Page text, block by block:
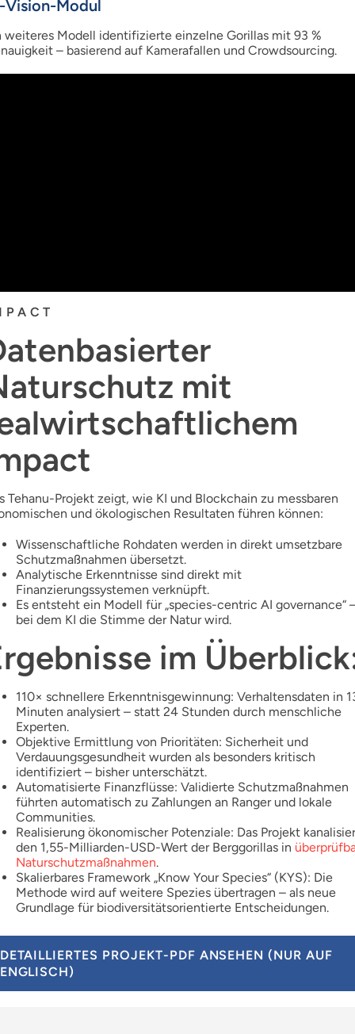
Vision-Modul
weiteres Modell identifizierte einzelne Gorillas mit 93 %
– basierend auf Kamerafallen und Crowdsourcing.
mit
Tehanu-Projekt zeigt, wie KI und Blockchain zu messbaren
und ökologischen Resultaten führen können:
Wissenschaftliche Rohdaten werden in direkt umsetzbare
Schutzmaßnahmen übersetzt.
Analytische Erkenntnisse sind direkt mit
Finanzierungssystemen verknüpft.
Es entsteht ein Modell für „species-centric AI governance“
bei dem KI die Stimme der Natur wird.
im
110× schnellere Erkenntnisgewinnung: Verhaltensdaten in
Minuten analysiert – statt 24 Stunden durch menschliche
Experten.
Objektive Ermittlung von Prioritäten: Sicherheit und
Verdauungsgesundheit wurden als besonders kritisch
identifiziert – bisher unterschätzt.
Automatisierte Finanzflüsse: Validierte Schutzmaßnahmen
führten automatisch zu Zahlungen an Ranger und lokale
Communities.
Realisierung ökonomischer Potenziale: Das Projekt
den 1,55-Milliarden-USD-Wert der Berggorillas in
Naturschutzmaßnahmen.
Skalierbares Framework „Know Your Species“ (KYS): Die
Methode wird auf weitere Spezies übertragen – als neue
Grundlage für biodiversitätsorientierte Entscheidungen.
DETAILLIERTES PROJEKT-PDF ANSEHEN (NUR AUF
ENGLISCH)